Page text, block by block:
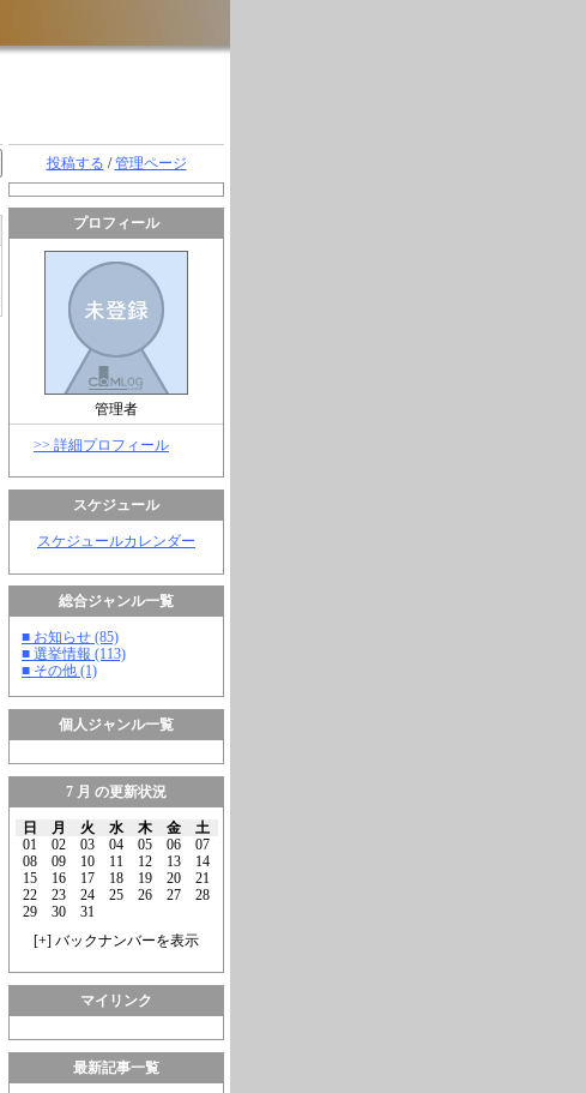
投稿する /管理ページ
プロフィール
管理者
>> 詳細プロフィール
スケジュール
スケジュールカレンダー
総合ジャンル一覧
■ お知らせ (85)
■ 選挙情報 (113)
■ その他 (1)
個人ジャンル一覧
7 月 の更新状況
日 月 火 水 木 金
土
01
02 03 04 05 06
07
08
09 10 11 12 13
14
15
16 17 18 19 20
21
22
23 24 25 26 27
28
29
30
31
[+] バックナンバーを表示
マイリンク
最新記事一覧